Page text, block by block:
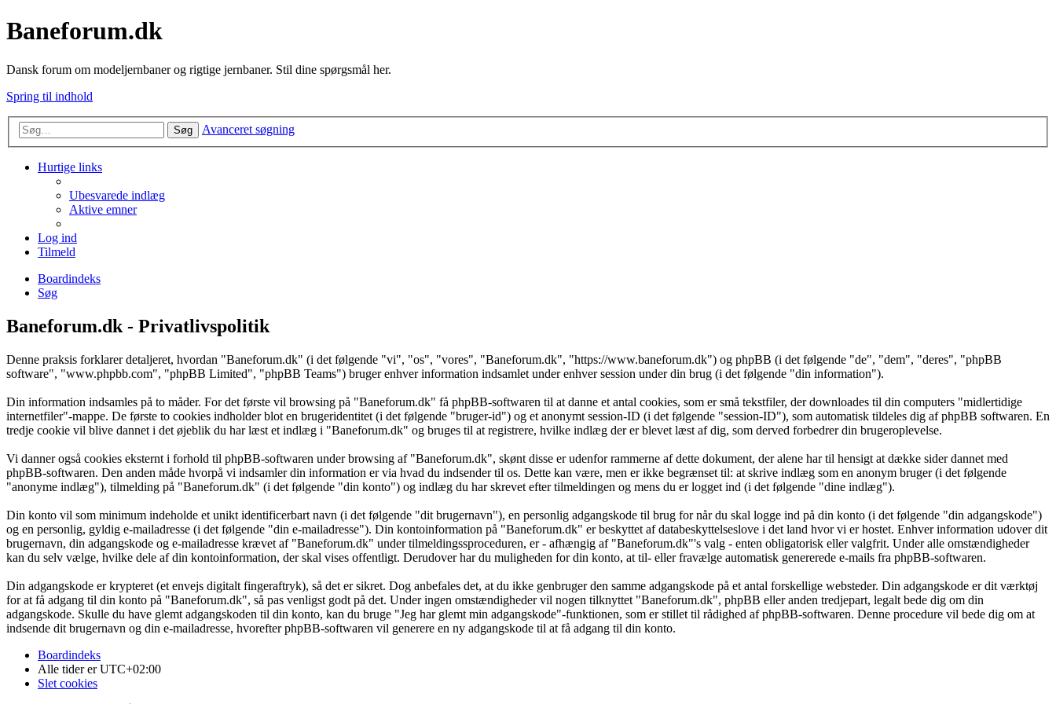
Baneforum.dk
Dansk forum om modeljernbaner og rigtige jernbaner. Stil dine spørgsmål her.
Spring til indhold
Søg Avanceret søgning
Hurtige links
Ubesvarede indlæg
Aktive emner
Log ind
Tilmeld
Boardindeks
Søg
Baneforum.dk - Privatlivspolitik
Denne praksis forklarer detaljeret, hvordan "Baneforum.dk" (i det følgende "vi", "os", "vores", "Baneforum.dk", "https://www.baneforum.dk") og phpBB (i det følgende "de", "dem", "deres", "phpBB
software", "www.phpbb.com", "phpBB Limited", "phpBB Teams") bruger enhver information indsamlet under enhver session under din brug (i det følgende "din information").
Din information indsamles på to måder. For det første vil browsing på "Baneforum.dk" få phpBB-softwaren til at danne et antal cookies, som er små tekstfiler, der downloades til din computers "midlertidige
internetfiler"-mappe. De første to cookies indholder blot en brugeridentitet (i det følgende "bruger-id") og et anonymt session-ID (i det følgende "session-ID"), som automatisk tildeles dig af phpBB softwaren. En
tredje cookie vil blive dannet i det øjeblik du har læst et indlæg i "Baneforum.dk" og bruges til at registrere, hvilke indlæg der er blevet læst af dig, som derved forbedrer din brugeroplevelse.
Vi danner også cookies eksternt i forhold til phpBB-softwaren under browsing af "Baneforum.dk", skønt disse er udenfor rammerne af dette dokument, der alene har til hensigt at dække sider dannet med
phpBB-softwaren. Den anden måde hvorpå vi indsamler din information er via hvad du indsender til os. Dette kan være, men er ikke begrænset til: at skrive indlæg som en anonym bruger (i det følgende
"anonyme indlæg"), tilmelding på "Baneforum.dk" (i det følgende "din konto") og indlæg du har skrevet efter tilmeldingen og mens du er logget ind (i det følgende "dine indlæg").
Din konto vil som minimum indeholde et unikt identificerbart navn (i det følgende "dit brugernavn"), en personlig adgangskode til brug for når du skal logge ind på din konto (i det følgende "din adgangskode")
og en personlig, gyldig e-mailadresse (i det følgende "din e-mailadresse"). Din kontoinformation på "Baneforum.dk" er beskyttet af databeskyttelseslove i det land hvor vi er hostet. Enhver information udover dit
brugernavn, din adgangskode og e-mailadresse krævet af "Baneforum.dk" under tilmeldingssproceduren, er - afhængig af "Baneforum.dk"'s valg - enten obligatorisk eller valgfrit. Under alle omstændigheder
kan du selv vælge, hvilke dele af din kontoinformation, der skal vises offentligt. Derudover har du muligheden for din konto, at til- eller fravælge automatisk genererede e-mails fra phpBB-softwaren.
Din adgangskode er krypteret (et envejs digitalt fingeraftryk), så det er sikret. Dog anbefales det, at du ikke genbruger den samme adgangskode på et antal forskellige websteder. Din adgangskode er dit værktøj
for at få adgang til din konto på "Baneforum.dk", så pas venligst godt på det. Under ingen omstændigheder vil nogen tilknyttet "Baneforum.dk", phpBB eller anden tredjepart, legalt bede dig om din
adgangskode. Skulle du have glemt adgangskoden til din konto, kan du bruge "Jeg har glemt min adgangskode"-funktionen, som er stillet til rådighed af phpBB-softwaren. Denne procedure vil bede dig om at
indsende dit brugernavn og din e-mailadresse, hvorefter phpBB-softwaren vil generere en ny adgangskode til at få adgang til din konto.
Boardindeks
Alle tider erUTC+02:00
Slet cookies